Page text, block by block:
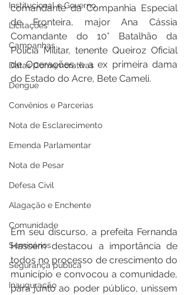
Institucional e Governo
Licitações
Campanhas
Datas Comemorativas
Dengue
Convênios e Parcerias
Nota de Esclarecimento
Emenda Parlamentar
Nota de Pesar
Defesa Civil
Alagação e Enchente
Comunidade
Seminários
Segurança pública
Inauguração
comandante da Companhia Especial
de Fronteira, major Ana Cássia
Comandante do 10° Batalhão da
Policia Militar, tenente Queiroz Oficial
de Operações e a ex primeira dama
do Estado do Acre, Bete Cameli.
Em seu discurso, a prefeita Fernanda
Hassem destacou a importância de
todos no processo de crescimento do
município e convocou a comunidade,
para junto ao poder público, unissem